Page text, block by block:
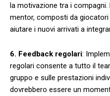
la ‌motivazione tra i⁣
mentor, composti da
aiutare i nuovi ​arrivati a​
6. Feedback⁢ regolari:
regolari consente⁢ a tutto il‍
gruppo e sulle prestazioni
‌dovrebbero essere un